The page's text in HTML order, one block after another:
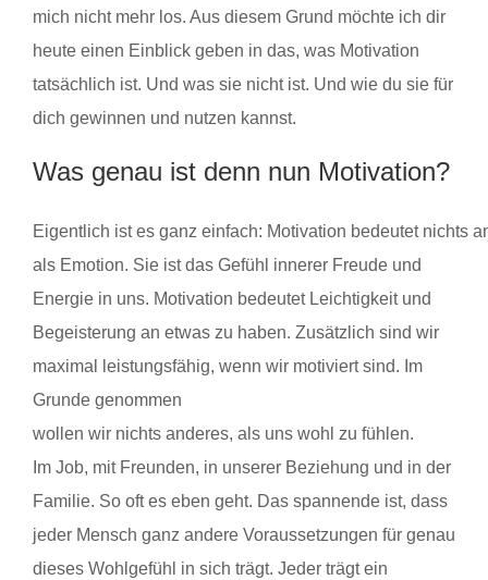
mich nicht mehr los. Aus diesem Grund möchte ich dir
heute einen Einblick geben in das, was Motivation
tatsächlich ist. Und was sie nicht ist. Und wie du sie für
dich gewinnen und nutzen kannst.
Was genau ist denn nun Motivation?
Eigentlich ist es ganz einfach: Motivation bedeutet nichts
als Emotion. Sie ist das Gefühl innerer Freude und
Energie in uns. Motivation bedeutet Leichtigkeit und
Begeisterung an etwas zu haben. Zusätzlich sind wir
maximal leistungsfähig, wenn wir motiviert sind. Im
Grunde genommen
wollen wir nichts anderes, als uns wohl zu fühlen.
Im Job, mit Freunden, in unserer Beziehung und in der
Familie. So oft es eben geht. Das spannende ist, dass
jeder Mensch ganz andere Voraussetzungen für genau
dieses Wohlgefühl in sich trägt. Jeder trägt ein